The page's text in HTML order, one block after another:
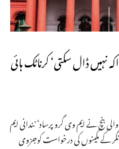
نہیں ڈال سکتی‘ کرناٹک ہائی
بنچ نے ایم وی گرو پرساد‘ نندانی ایم
نگر کے مکینوں کی درخواست کوجزوی